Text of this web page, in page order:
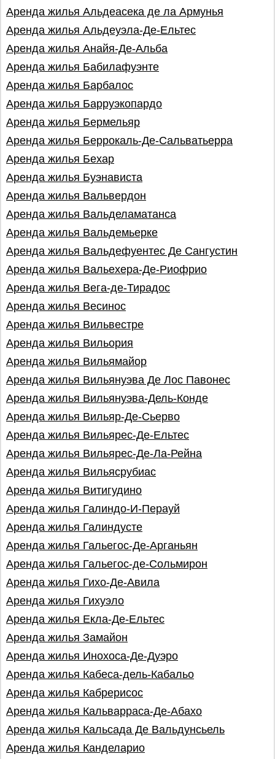
Аренда жилья Альдеасека де ла Армунья
Аренда жилья Альдеуэла-Де-Ельтес
Аренда жилья Анайя-Де-Альба
Аренда жилья Бабилафуэнте
Аренда жилья Барбалос
Аренда жилья Барруэкопардо
Аренда жилья Бермельяр
Аренда жилья Беррокаль-Де-Сальватьерра
Аренда жилья Бехар
Аренда жилья Буэнависта
Аренда жилья Вальвердон
Аренда жилья Вальделаматанса
Аренда жилья Вальдемьерке
Аренда жилья Вальдефуентес Де Сангустин
Аренда жилья Вальехера-Де-Риофрио
Аренда жилья Вега-де-Тирадос
Аренда жилья Весинос
Аренда жилья Вильвестре
Аренда жилья Вильория
Аренда жилья Вильямайор
Аренда жилья Вильянуэва Де Лос Павонес
Аренда жилья Вильянуэва-Дель-Конде
Аренда жилья Вильяр-Де-Сьерво
Аренда жилья Вильярес-Де-Ельтес
Аренда жилья Вильярес-Де-Ла-Рейна
Аренда жилья Вильясрубиас
Аренда жилья Витигудино
Аренда жилья Галиндо-И-Перауй
Аренда жилья Галиндусте
Аренда жилья Гальегос-Де-Арганьян
Аренда жилья Гальегос-де-Сольмирон
Аренда жилья Гихо-Де-Авила
Аренда жилья Гихуэло
Аренда жилья Екла-Де-Ельтес
Аренда жилья Замайон
Аренда жилья Инохоса-Де-Дуэро
Аренда жилья Кабеса-дель-Кабальо
Аренда жилья Кабрерисос
Аренда жилья Кальварраса-Де-Абахо
Аренда жилья Кальсада Де Вальдунсьель
Аренда жилья Канделарио